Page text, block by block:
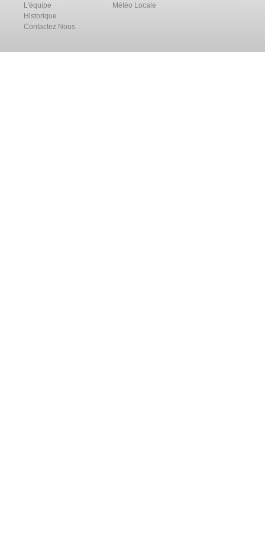
L'équipe
Historique
Contactez Nous
Météo Locale